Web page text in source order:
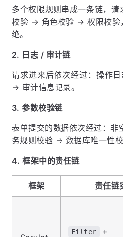
多个权限规则串成一条链，
校验 → 角色校验 → 权限校验
绝。
2. 日志 / 审计链
请求进来后依次经过：操作
→ 审计信息记录。
3. 参数校验链
表单提交的数据依次经过：
务规则校验 → 数据库唯一性校
4. 框架中的责任链
框架 责任链
Filter +